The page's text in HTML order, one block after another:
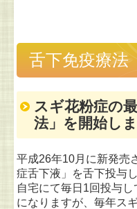
予約について
舌下免疫療法
地図、交通案内
施設、設備など
皮膚科の設備
リンク集
舌下免疫療法
スギ花粉症の
法」を開始し
平成26年10月に新発売
症舌下液」を舌下投与
自宅にて毎日1回投与
になりますが、毎年ス